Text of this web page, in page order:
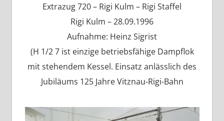
Extrazug 720 – Rigi Kulm – Rigi Staffel
Rigi Kulm – 28.09.1996
Aufnahme: Heinz Sigrist
(H 1/2 7 ist einzige betriebsfähige Dampflok
mit stehendem Kessel. Einsatz anlässlich des
Jubiläums 125 Jahre Vitznau-Rigi-Bahn